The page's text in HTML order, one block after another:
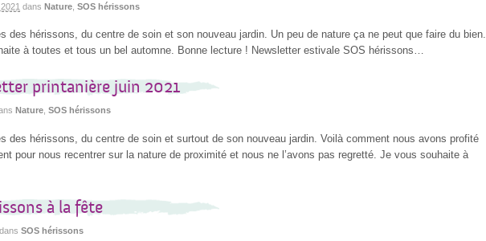
dans Nature SOS hérissons
des hérissons, du centre de soin et son nouveau jardin. Un peu de nature ça ne peut que faire du bien.
à toutes et tous un bel automne. Bonne lecture ! Newsletter estivale SOS hérissons…
printanière juin 2021
Nature SOS hérissons
des hérissons, du centre de soin et surtout de son nouveau jardin. Voilà comment nous avons profité
pour nous recentrer sur la nature de proximité et nous ne l’avons pas regretté. Je vous souhaite à
à la fête
dans SOS hérissons